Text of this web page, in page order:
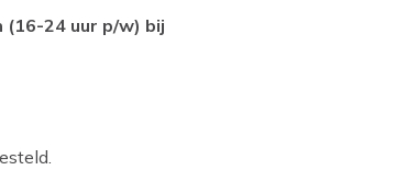
24 uur p/w) bij